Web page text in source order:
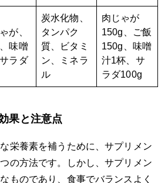
が、
味噌
ラダ
炭水化物、
タンパク
質、ビタミ
ン、ミネラ
ル
肉じゃが
150g、ご飯
150g、味噌
汁1杯、サ
ラダ100g
果と注意点
栄養素を補うために、サプリメン
の方法です。しかし、サプリメン
ものであり、食事でバランスよく